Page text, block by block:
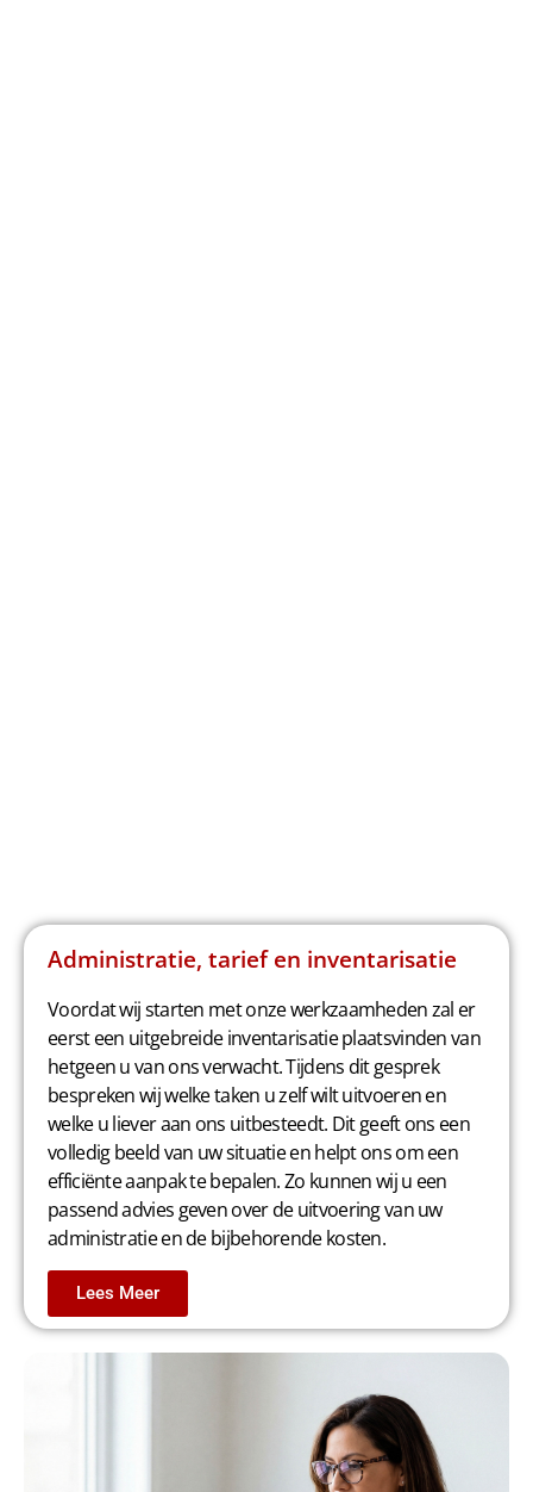
Administratie, tarief en inventarisatie
Voordat wij starten met onze werkzaamheden zal er
eerst een uitgebreide inventarisatie plaatsvinden van
hetgeen u van ons verwacht. Tijdens dit gesprek
bespreken wij welke taken u zelf wilt uitvoeren en
welke u liever aan ons uitbesteedt. Dit geeft ons een
volledig beeld van uw situatie en helpt ons om een
efficiënte aanpak te bepalen. Zo kunnen wij u een
passend advies geven over de uitvoering van uw
administratie en de bijbehorende kosten.
Lees Meer